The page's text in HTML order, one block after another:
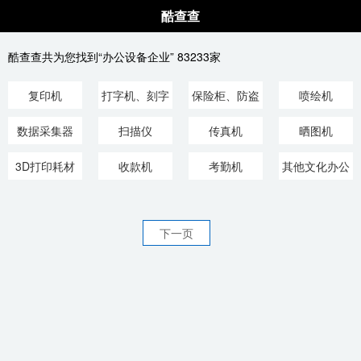
酷查查
酷查查共为您找到“办公设备企业” 83233家
复印机
打字机、刻字
机
保险柜、防盗
柜
喷绘机
数据采集器 扫描仪 传真机 晒图机
3D打印耗材 收款机 考勤机
其他文化办公
下一页